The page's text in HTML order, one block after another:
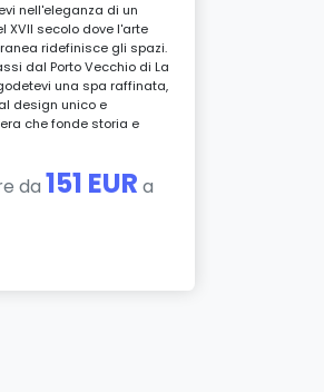
nell'eleganza di un
XVII secolo dove l'arte
ridefinisce gli spazi.
dal Porto Vecchio di La
una spa raffinata,
design unico e
che fonde storia e
da 151 EUR a